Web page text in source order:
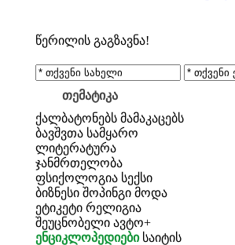
წერილის გაგზავნა!
თემატიკა
ქალბატონებს მამაკაცებს
ბავშვთა სამყარო
ლიტერატურა
ჯანმრთელობა
ფსიქოლოგია სექსი
ბიზნესი შოპინგი მოდა
ეტიკეტი რელიგია
შეუცნობელი ავტო+
ენციკლოპედიები საიტის